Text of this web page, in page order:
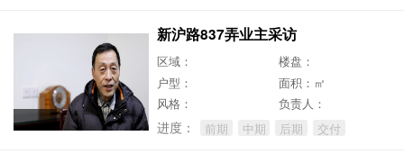
新沪路837弄业主采访
区域：
楼盘：
户型：
面积：㎡
风格：
负责人：
进度： 前期 中期 后期 交付